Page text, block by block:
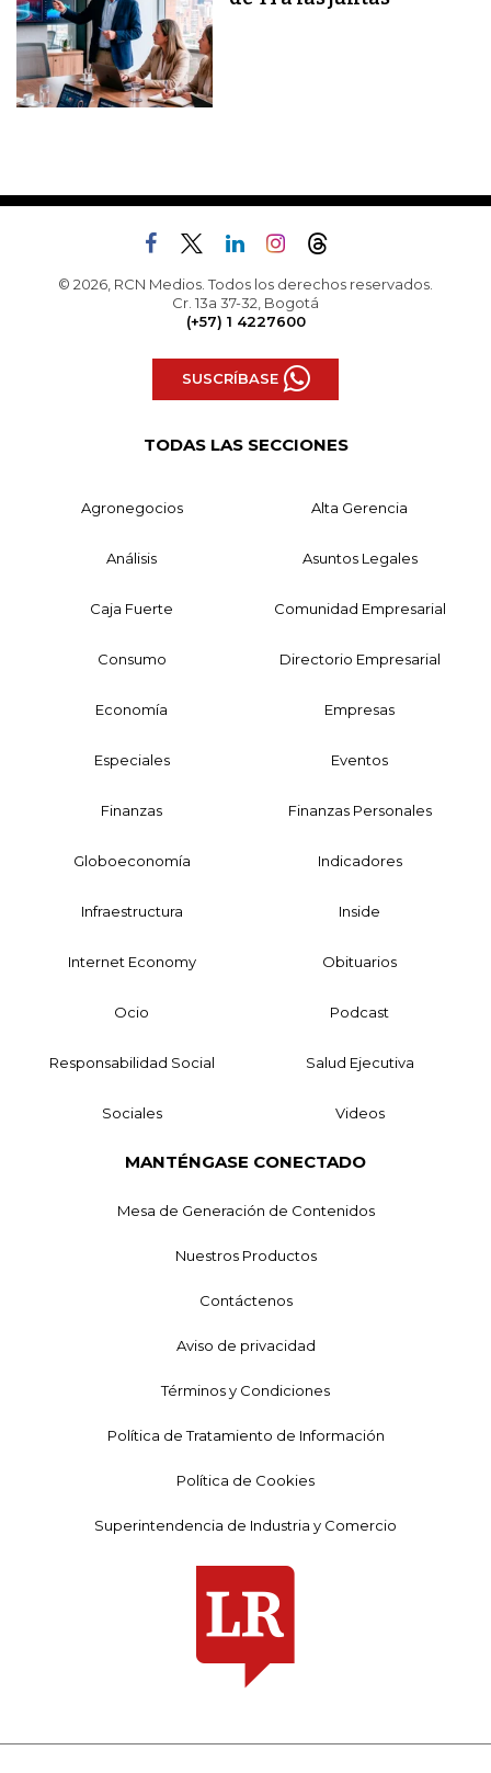
© 2026, RCN Medios. Todos los derechos reservados.
Cr. 13a 37-32, Bogotá
(+57) 1 4227600
SUSCRÍBASE
TODAS LAS SECCIONES
Agronegocios Alta Gerencia
Análisis Asuntos Legales
Caja Fuerte Comunidad Empresarial
Consumo Directorio Empresarial
Economía Empresas
Especiales Eventos
Finanzas Finanzas Personales
Globoeconomía Indicadores
Infraestructura Inside
Internet Economy Obituarios
Ocio Podcast
Responsabilidad Social Salud Ejecutiva
Sociales Videos
MANTÉNGASE CONECTADO
Mesa de Generación de Contenidos
Nuestros Productos
Contáctenos
Aviso de privacidad
Términos y Condiciones
Política de Tratamiento de Información
Política de Cookies
Superintendencia de Industria y Comercio